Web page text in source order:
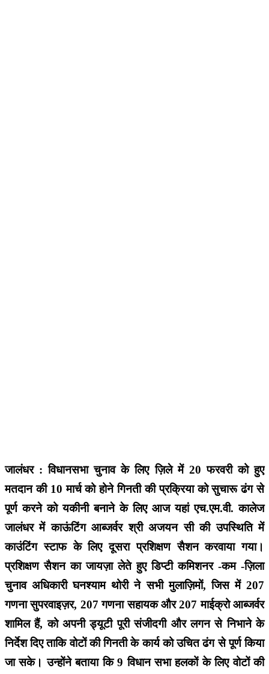
जालंधर : विधानसभा चुनाव के लिए ज़िले में 20 फरवरी को हुए
मतदान की 10 मार्च को होने गिनती की प्रक्रिया को सुचारू ढंग से
पूर्ण करने को यकीनी बनाने के लिए आज यहां एच.एम.वी. कालेज
जालंधर में काऊंटिंग आब्जर्वर श्री अजयन सी की उपस्थिति में
काउंटिंग स्टाफ के लिए दूसरा प्रशिक्षण सैशन करवाया गया।
प्रशिक्षण सैशन का जायज़ा लेते हुए डिप्टी कमिशनर -कम -ज़िला
चुनाव अधिकारी घनश्याम थोरी ने सभी मुलाज़िमों, जिस में 207
गणना सुपरवाइज़र, 207 गणना सहायक और 207 माईक्रो आब्जर्वर
शामिल हैं, को अपनी ड्यूटी पूरी संजीदगी और लगन से निभाने के
निर्देश दिए ताकि वोटों की गिनती के कार्य को उचित ढंग से पूर्ण किया
जा सके। उन्होंने बताया कि 9 विधान सभा हलकों के लिए वोटों की